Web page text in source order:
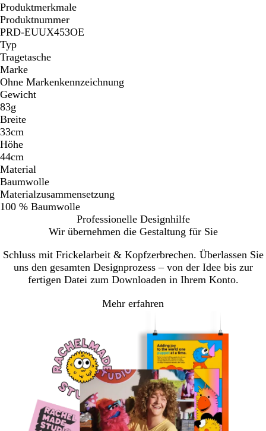
Produktmerkmale
Produktnummer
PRD-EUUX453OE
Typ
Tragetasche
Marke
Ohne Markenkennzeichnung
Gewicht
83g
Breite
33cm
Höhe
44cm
Material
Baumwolle
Materialzusammensetzung
100 % Baumwolle
Professionelle Designhilfe
Wir übernehmen die Gestaltung für Sie
Schluss mit Frickelarbeit & Kopfzerbrechen. Überlassen Sie
uns den gesamten Designprozess – von der Idee bis zur
fertigen Datei zum Downloaden in Ihrem Konto.
Mehr erfahren